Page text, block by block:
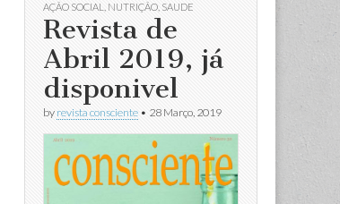
AÇÃO SOCIAL NUTRIÇÃO SAUDE
Revista de
Abril 2019, já
disponivel
by revista consciente • 28 Março, 2019